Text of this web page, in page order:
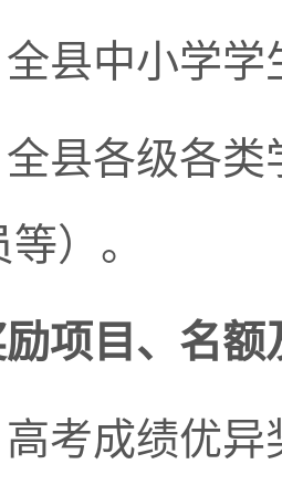
全县中小学学
全县各级各
）。
项目 、名额
高考成绩优异